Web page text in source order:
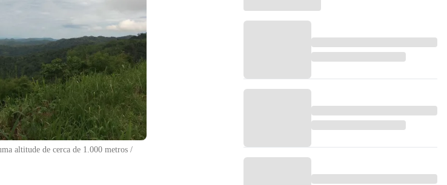
altitude de cerca de 1.000 metros /